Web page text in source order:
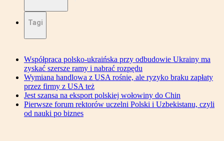
Tagi
Współpraca polsko-ukraińska przy odbudowie Ukrainy ma
zyskać szersze ramy i nabrać rozpędu
Wymiana handlowa z USA rośnie, ale ryzyko braku zapłaty
przez firmy z USA też
Jest szansa na eksport polskiej wołowiny do Chin
Pierwsze forum rektorów uczelni Polski i Uzbekistanu, czyli
od nauki po biznes